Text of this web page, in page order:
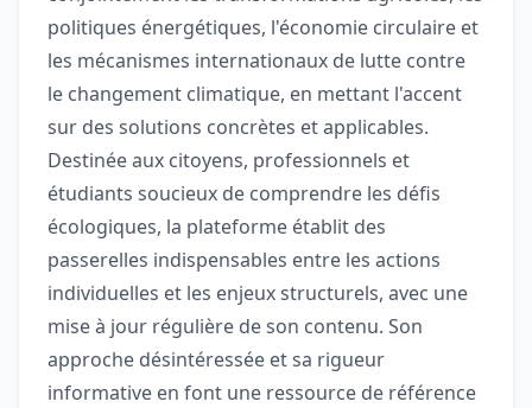
politiques énergétiques, l'économie circulaire et
les mécanismes internationaux de lutte contre
le changement climatique, en mettant l'accent
sur des solutions concrètes et applicables.
Destinée aux citoyens, professionnels et
étudiants soucieux de comprendre les défis
écologiques, la plateforme établit des
passerelles indispensables entre les actions
individuelles et les enjeux structurels, avec une
mise à jour régulière de son contenu. Son
approche désintéressée et sa rigueur
informative en font une ressource de référence